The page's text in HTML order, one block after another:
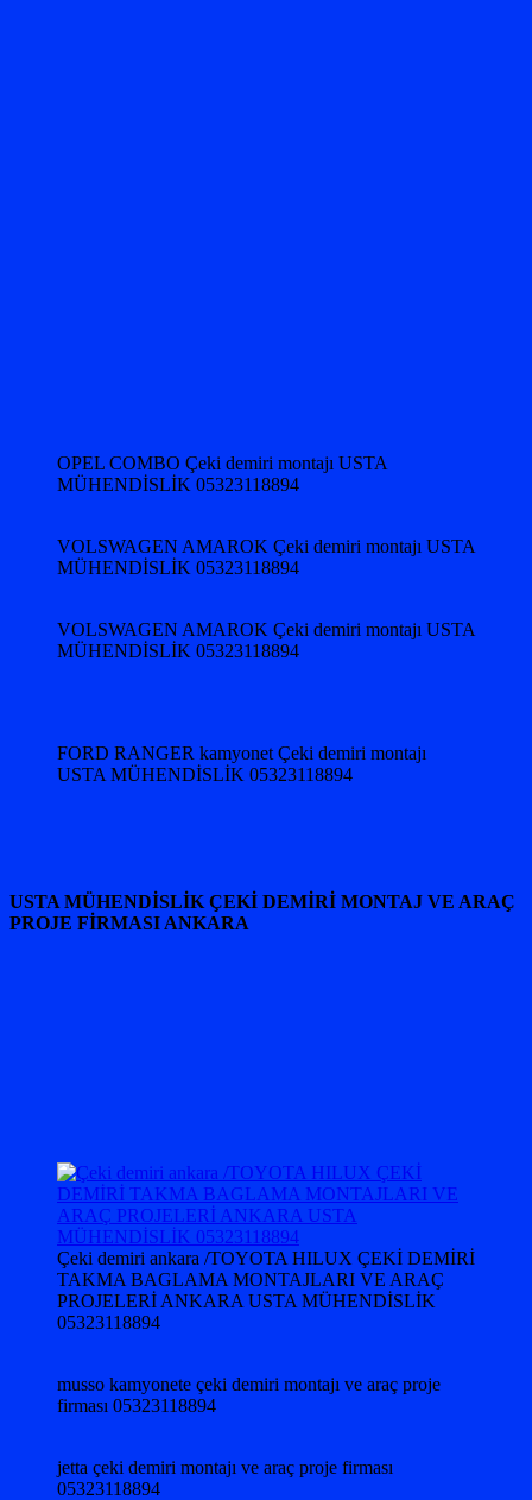
OPEL COMBO Çeki demiri montajı USTA
MÜHENDİSLİK 05323118894
VOLSWAGEN AMAROK Çeki demiri montajı USTA
MÜHENDİSLİK 05323118894
VOLSWAGEN AMAROK Çeki demiri montajı USTA
MÜHENDİSLİK 05323118894
FORD RANGER kamyonet Çeki demiri montajı
USTA MÜHENDİSLİK 05323118894
USTA MÜHENDİSLİK ÇEKİ DEMİRİ MONTAJ VE ARAÇ
PROJE FİRMASI ANKARA
Çeki demiri ankara /TOYOTA HILUX ÇEKİ DEMİRİ
TAKMA BAGLAMA MONTAJLARI VE ARAÇ
PROJELERİ ANKARA USTA MÜHENDİSLİK
05323118894
musso kamyonete çeki demiri montajı ve araç proje
firması 05323118894
jetta çeki demiri montajı ve araç proje firması
05323118894